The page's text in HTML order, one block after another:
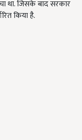
था. जिसके बाद सरकार
किया है.